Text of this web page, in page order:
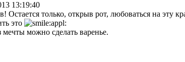
13:19:40
Остается только, открыв рот, любоваться на эту
это
мечты можно сделать варенье.